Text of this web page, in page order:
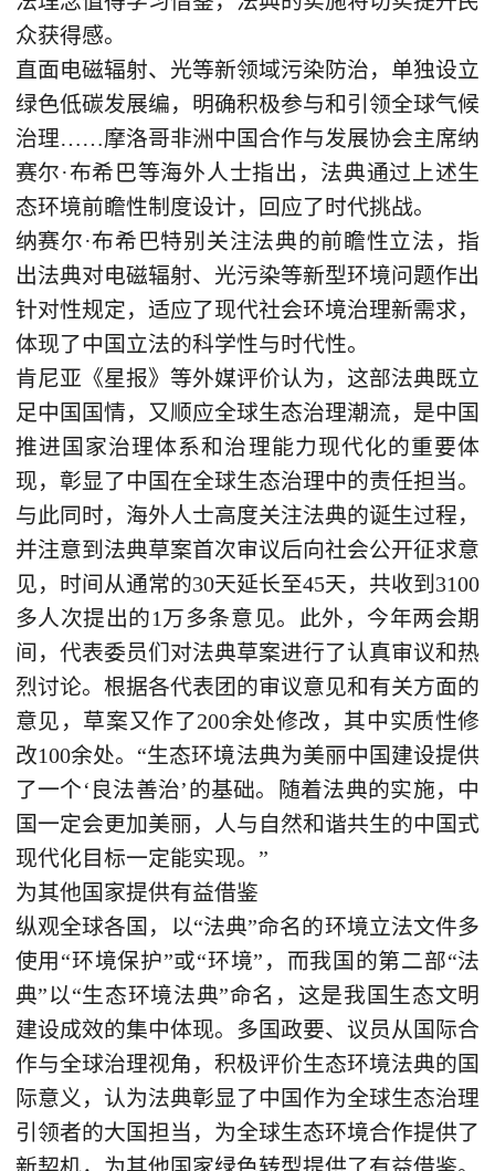
众获得感。
直面电磁辐射、光等新领域污染防治，单独设立
绿色低碳发展编，明确积极参与和引领全球气候
治理……摩洛哥非洲中国合作与发展协会主席纳
赛尔·布希巴等海外人士指出，法典通过上述生
态环境前瞻性制度设计，回应了时代挑战。
纳赛尔·布希巴特别关注法典的前瞻性立法，指
出法典对电磁辐射、光污染等新型环境问题作出
针对性规定，适应了现代社会环境治理新需求，
体现了中国立法的科学性与时代性。
肯尼亚《星报》等外媒评价认为，这部法典既立
足中国国情，又顺应全球生态治理潮流，是中国
推进国家治理体系和治理能力现代化的重要体
现，彰显了中国在全球生态治理中的责任担当。
与此同时，海外人士高度关注法典的诞生过程，
并注意到法典草案首次审议后向社会公开征求意
见，时间从通常的30天延长至45天，共收到3100
多人次提出的1万多条意见。此外，今年两会期
间，代表委员们对法典草案进行了认真审议和热
烈讨论。根据各代表团的审议意见和有关方面的
意见，草案又作了200余处修改，其中实质性修
改100余处。“生态环境法典为美丽中国建设提供
了一个‘良法善治’的基础。随着法典的实施，中
国一定会更加美丽，人与自然和谐共生的中国式
现代化目标一定能实现。”
为其他国家提供有益借鉴
纵观全球各国，以“法典”命名的环境立法文件多
使用“环境保护”或“环境”，而我国的第二部“法
典”以“生态环境法典”命名，这是我国生态文明
建设成效的集中体现。多国政要、议员从国际合
作与全球治理视角，积极评价生态环境法典的国
际意义，认为法典彰显了中国作为全球生态治理
引领者的大国担当，为全球生态环境合作提供了